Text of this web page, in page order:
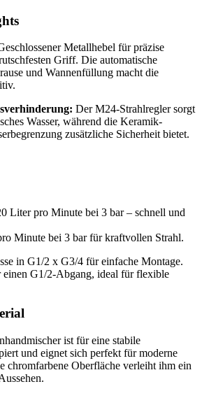
Metallhebel für präzise
Griff. Die automatische
und Wannenfüllung macht die
Der M24-Strahlregler sorgt
Wasser, während die Keramik-
zusätzliche Sicherheit bietet.
Liter pro Minute bei 3 bar – schnell und
Minute bei 3 bar für kraftvollen Strahl.
in G1/2 x G3/4 für einfache Montage.
einen G1/2-Abgang, ideal für flexible
ist für eine stabile
und eignet sich perfekt für moderne
chromfarbene Oberfläche verleiht ihm ein